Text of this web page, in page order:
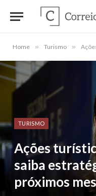
Home » Turismo » Ações
TURISMO
Ações
saiba
próximos